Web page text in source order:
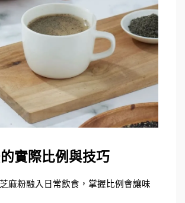
實際比例與技巧
麻粉融入日常飲食，掌握比例會讓味